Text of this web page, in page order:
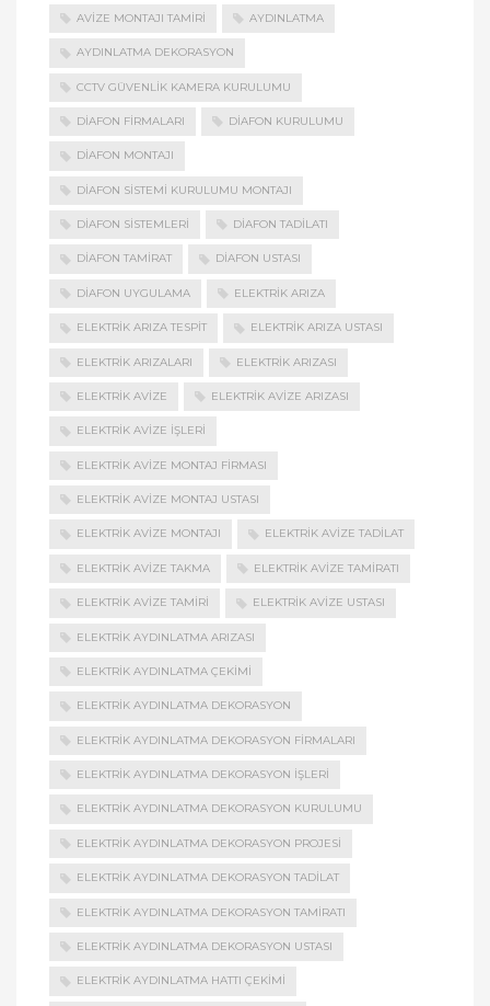
AVIZE MONTAJI TAMIRI AYDINLATMA
AYDINLATMA DEKORASYON
CCTV GÜVENLIK KAMERA KURULUMU
DIAFON FIRMALARI DIAFON KURULUMU
DIAFON MONTAJI
DIAFON SISTEMI KURULUMU MONTAJI
DIAFON SISTEMLERI DIAFON TADILATI
DIAFON TAMIRAT DIAFON USTASI
DIAFON UYGULAMA ELEKTRIK ARIZA
ELEKTRIK ARIZA TESPIT ELEKTRIK ARIZA USTASI
ELEKTRIK ARIZALARI ELEKTRIK ARIZASI
ELEKTRIK AVIZE ELEKTRIK AVIZE ARIZASI
ELEKTRIK AVIZE İŞLERI
ELEKTRIK AVIZE MONTAJ FIRMASI
ELEKTRIK AVIZE MONTAJ USTASI
ELEKTRIK AVIZE MONTAJI ELEKTRIK AVIZE TADILAT
ELEKTRIK AVIZE TAKMA ELEKTRIK AVIZE TAMIRATI
ELEKTRIK AVIZE TAMIRI ELEKTRIK AVIZE USTASI
ELEKTRIK AYDINLATMA ARIZASI
ELEKTRIK AYDINLATMA ÇEKIMI
ELEKTRIK AYDINLATMA DEKORASYON
ELEKTRIK AYDINLATMA DEKORASYON FIRMALARI
ELEKTRIK AYDINLATMA DEKORASYON İŞLERI
ELEKTRIK AYDINLATMA DEKORASYON KURULUMU
ELEKTRIK AYDINLATMA DEKORASYON PROJESI
ELEKTRIK AYDINLATMA DEKORASYON TADILAT
ELEKTRIK AYDINLATMA DEKORASYON TAMIRATI
ELEKTRIK AYDINLATMA DEKORASYON USTASI
ELEKTRIK AYDINLATMA HATTI ÇEKIMI